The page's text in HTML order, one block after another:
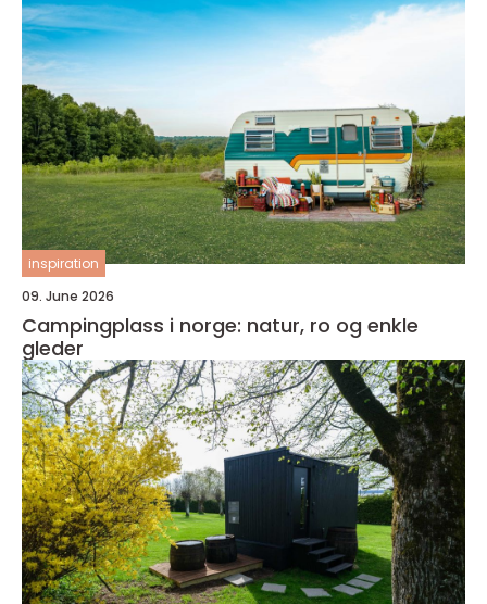
inspiration
09. June 2026
Campingplass i norge: natur, ro og enkle
gleder